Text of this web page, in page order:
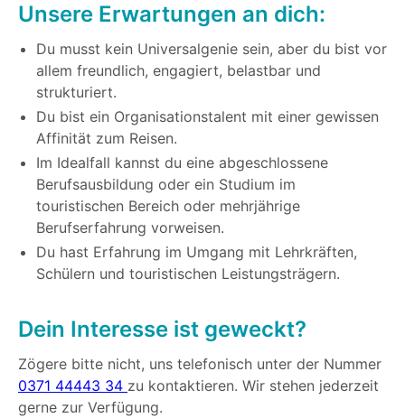
Unsere Erwartungen an dich:
Du musst kein Universalgenie sein, aber du bist vor
allem freundlich, engagiert, belastbar und
strukturiert.
Du bist ein Organisationstalent mit einer gewissen
Affinität zum Reisen.
Im Idealfall kannst du eine abgeschlossene
Berufsausbildung oder ein Studium im
touristischen Bereich oder mehrjährige
Berufserfahrung vorweisen.
Du hast Erfahrung im Umgang mit Lehrkräften,
Schülern und touristischen Leistungsträgern.
Dein Interesse ist geweckt?
Zögere bitte nicht, uns telefonisch unter der Nummer
0371 44443 34 zu kontaktieren. Wir stehen jederzeit
gerne zur Verfügung.